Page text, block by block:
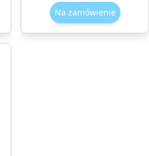
Na zamówienie